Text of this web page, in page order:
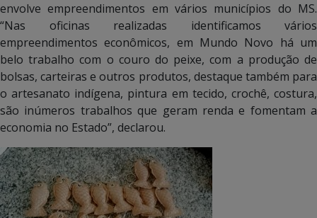
envolve empreendimentos em vários municípios do MS.
“Nas oficinas realizadas identificamos vários
empreendimentos econômicos, em Mundo Novo há um
belo trabalho com o couro do peixe, com a produção de
bolsas, carteiras e outros produtos, destaque também para
o artesanato indígena, pintura em tecido, crochê, costura,
são inúmeros trabalhos que geram renda e fomentam a
economia no Estado”, declarou.